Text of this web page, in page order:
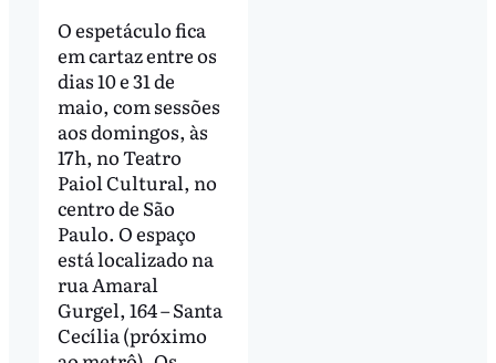
O espetáculo fica
em cartaz entre os
dias 10 e 31 de
maio, com sessões
aos domingos, às
17h, no Teatro
Paiol Cultural, no
centro de São
Paulo. O espaço
está localizado na
rua Amaral
Gurgel, 164 – Santa
Cecília (próximo